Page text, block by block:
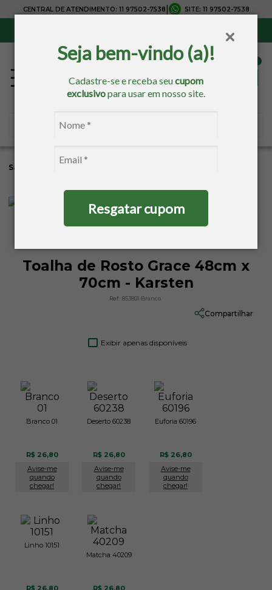
Seja bem-vindo (a)!
Cadastre-se e receba seucupom
exclusivopara usar em nosso site.
Resgatar cupom
CENTRAL DE ATENDIMENTO: 11 97502-7538 SITE: 11 97502-7538
Sacaria
Toalha de Rosto Grace 48cm x
70cm - Karsten
Ref: 853801-Branco
Compartilhar
Exibir apenas disponíveis
Branco 01
R$ 26,80
Avise-me
quando
chegar!
Deserto 60238
R$ 26,80
Avise-me
quando
chegar!
Euforia 60196
R$ 26,80
Avise-me
quando
chegar!
Linho 10151
R$ 26,80
Matcha 40209
R$ 26,80